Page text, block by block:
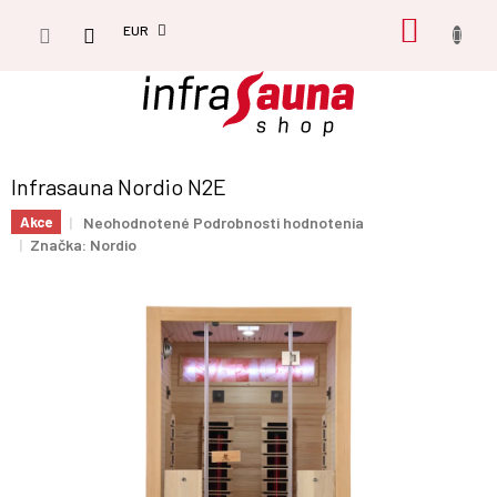
EUR
Infrasauna Nordio N2E
Akce
Priemerné
hodnotenie
hviezdičiek.
Neohodnotené Podrobnosti hodnotenia
Značka: Nordio